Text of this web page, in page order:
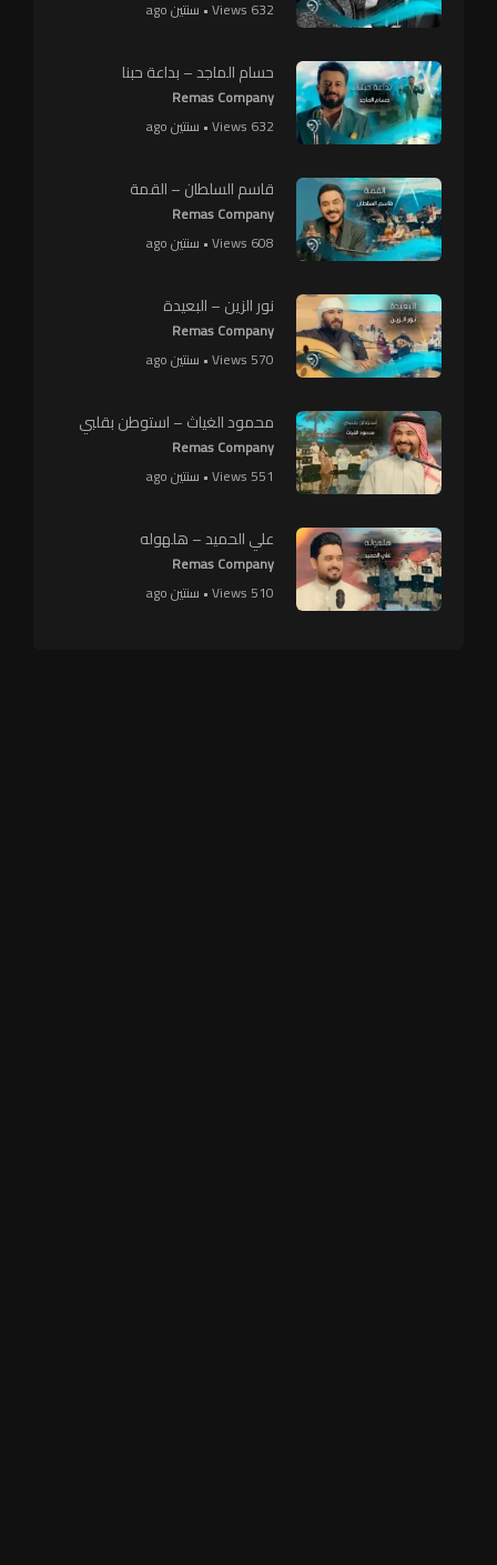
632 Views • سنتين ago
حسام الماجد – بداعة حبنا
Remas Company
632 Views • سنتين ago
قاسم السلطان – القمة
Remas Company
608 Views • سنتين ago
نور الزين – البعيدة
Remas Company
570 Views • سنتين ago
محمود الغياث – استوطن بقلبي
Remas Company
551 Views • سنتين ago
علي الحميد – هلهوله
Remas Company
510 Views • سنتين ago